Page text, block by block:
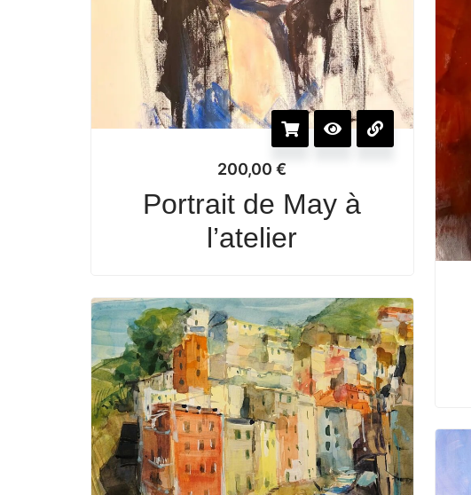
200,00€
Portrait de May à
l’atelier